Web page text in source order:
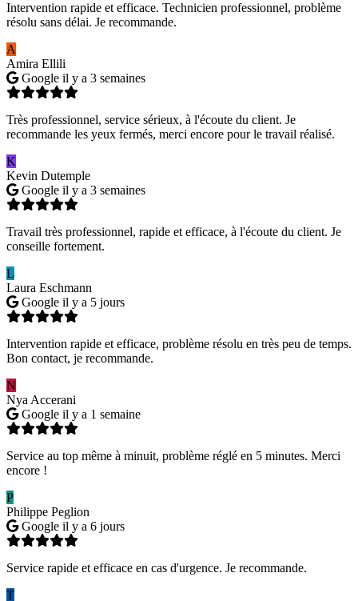
Intervention rapide et efficace. Technicien professionnel, problème
résolu sans délai. Je recommande.
A
Amira Ellili
Google il y a 3 semaines
Très professionnel, service sérieux, à l'écoute du client. Je
recommande les yeux fermés, merci encore pour le travail réalisé.
K
Kevin Dutemple
Google il y a 3 semaines
Travail très professionnel, rapide et efficace, à l'écoute du client. Je
conseille fortement.
L
Laura Eschmann
Google il y a 5 jours
Intervention rapide et efficace, problème résolu en très peu de temps.
Bon contact, je recommande.
N
Nya Accerani
Google il y a 1 semaine
Service au top même à minuit, problème réglé en 5 minutes. Merci
encore !
P
Philippe Peglion
Google il y a 6 jours
Service rapide et efficace en cas d'urgence. Je recommande.
T